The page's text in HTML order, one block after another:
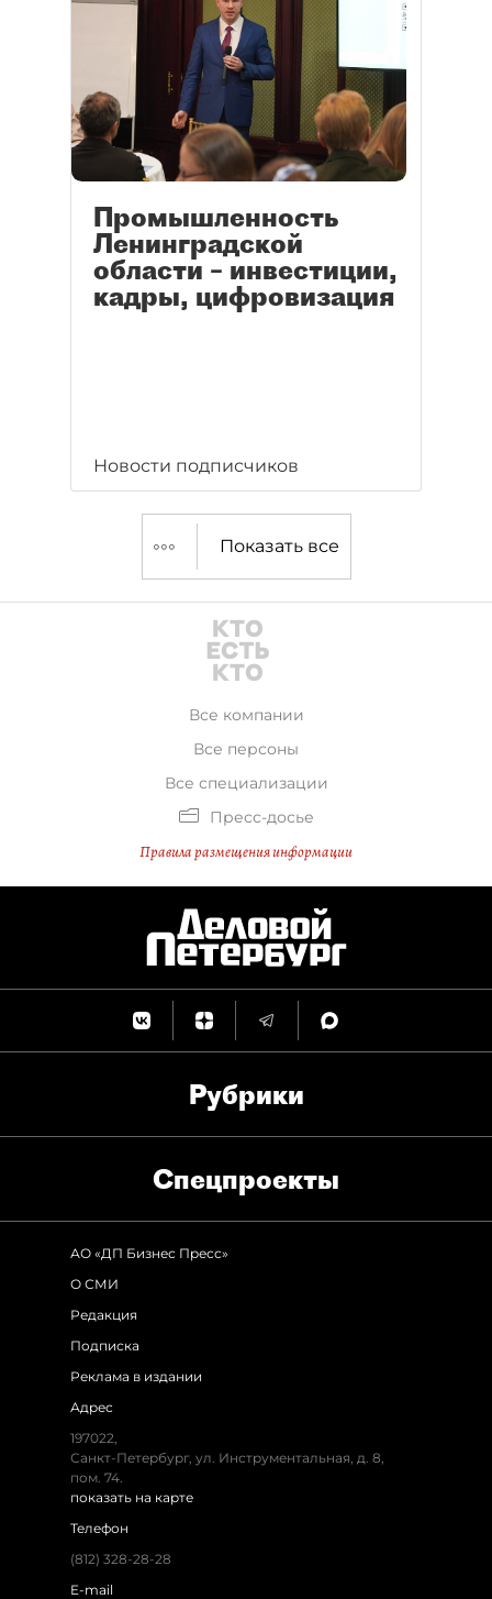
Промышленность
Ленинградской
области – инвестиции,
кадры, цифровизация
Новости подписчиков
Показать все
Все компании
Все персоны
Все специализации
Пресс-досье
Правила размещения информации
Рубрики
Спец­проекты
АО «ДП Бизнес Пресс»
О СМИ
Редакция
Подписка
Реклама в издании
Адрес
197022,
Санкт-Петербург, ул. Инструментальная, д. 8,
пом. 74.
показать на карте
Телефон
(812) 328-28-28
E-mail